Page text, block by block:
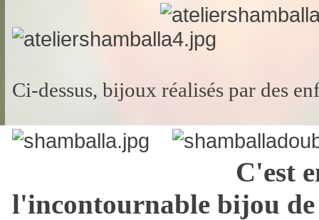
Ci-dessus, bijoux réalisés par des
C'est
l'incontournable bijou